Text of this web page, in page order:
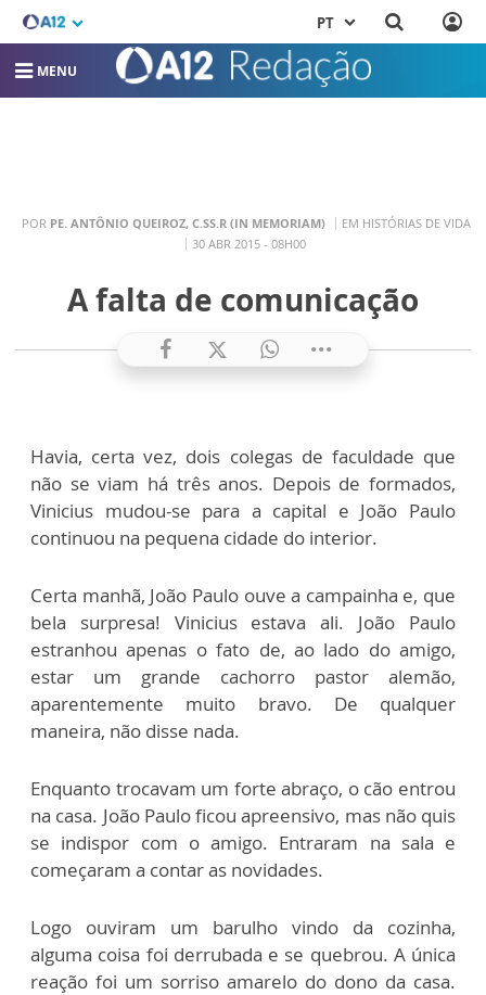
PT
MENU
POR PE. ANTÔNIO QUEIROZ, C.SS.R (IN MEMORIAM)
EM HISTÓRIAS DE VIDA
30 ABR 2015 - 08H00
A falta de comunicação
Havia, certa vez, dois colegas de faculdade que
não se viam há três anos. Depois de formados,
Vinicius mudou-se para a capital e João Paulo
continuou na pequena cidade do interior.
Certa manhã, João Paulo ouve a campainha e, que
bela surpresa! Vinicius estava ali. João Paulo
estranhou apenas o fato de, ao lado do amigo,
estar um grande cachorro pastor alemão,
aparentemente muito bravo. De qualquer
maneira, não disse nada.
Enquanto trocavam um forte abraço, o cão entrou
na casa. João Paulo ficou apreensivo, mas não quis
se indispor com o amigo. Entraram na sala e
começaram a contar as novidades.
Logo ouviram um barulho vindo da cozinha,
alguma coisa foi derrubada e se quebrou. A única
reação foi um sorriso amarelo do dono da casa.